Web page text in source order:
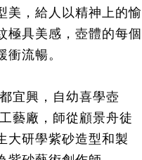
美，給人以精神上的愉
極具美感，壺體的每個
流暢。
宜興，自幼喜學壺
藝廠，師從顧景舟徒
大研學紫砂造型和製